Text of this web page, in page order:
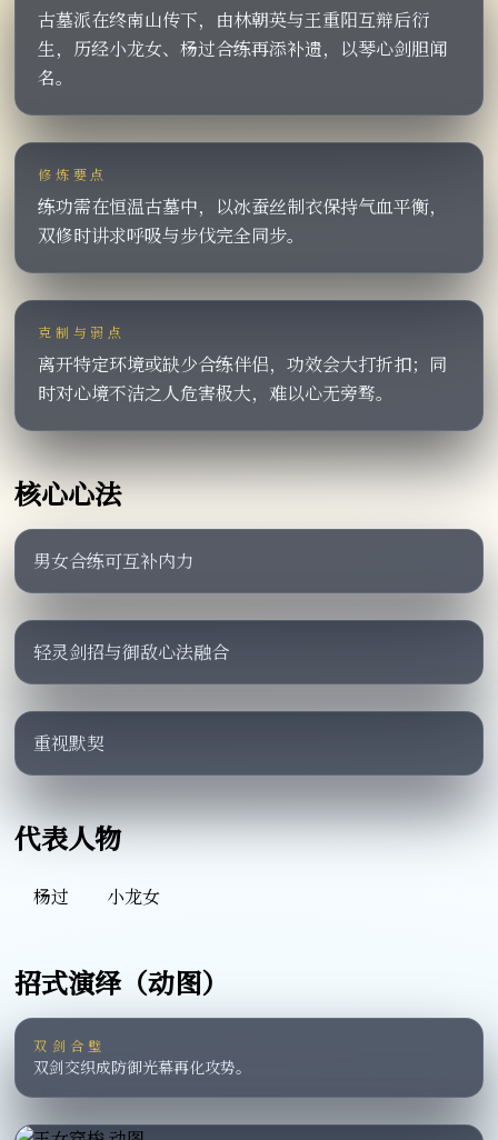
古墓派在终南山传下，由林朝英与王重阳互辩后衍
生，历经小龙女、杨过合练再添补遗，以琴心剑胆闻
名。
修炼要点
练功需在恒温古墓中，以冰蚕丝制衣保持气血平衡，
双修时讲求呼吸与步伐完全同步。
克制与弱点
离开特定环境或缺少合练伴侣，功效会大打折扣；同
时对心境不洁之人危害极大，难以心无旁骛。
核心心法
男女合练可互补内力
轻灵剑招与御敌心法融合
重视默契
代表人物
杨过 小龙女
招式演绎（动图）
双剑合璧
双剑交织成防御光幕再化攻势。